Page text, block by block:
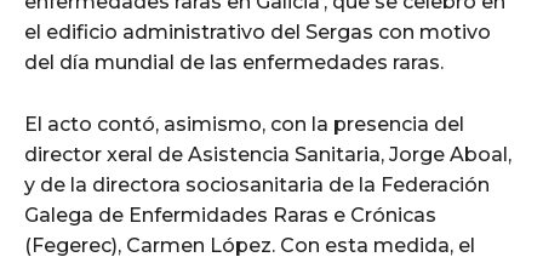
el edificio administrativo del Sergas con motivo
del día mundial de las enfermedades raras.
El acto contó, asimismo, con la presencia del
director xeral de Asistencia Sanitaria, Jorge Aboal,
y de la directora sociosanitaria de la Federación
Galega de Enfermidades Raras e Crónicas
(Fegerec), Carmen López. Con esta medida, el